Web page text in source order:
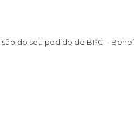
do seu pedido de BPC –